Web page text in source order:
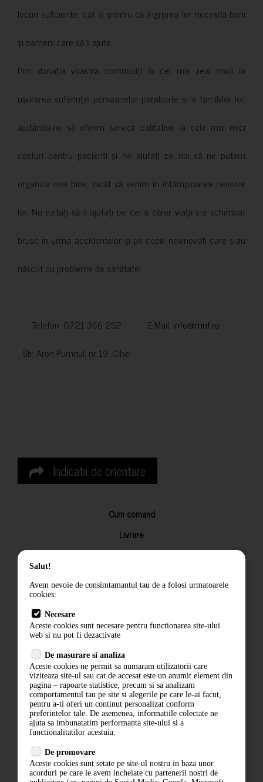
locuri suficiente, cât și pentru că îngrijirea lor necesită bani
și oameni care să îi ajute.
Prin donația voastră contribuiți în cel mai real mod la
ușurarea suferinței persoanelor paralizate și a familiilor lor,
ajutându-ne să oferim servicii calitative la cele mai mici
costuri pentru pacienți și ne ajutați pe noi să ne putem
organiza mai bine, încât să venim în întâmpinarea nevoilor
lor. Nu ezitați să îi ajutați pe cei a căror viață s-a schimbat
brusc în urma accidentelor și pe copiii nevinovati care s-au
născut cu probleme de sănătate!
Telefon: 0721 366 252 E-Mail: info@mnf.ro
Str. Aron Pumnul, nr 19, Cihei
Indicatii de orientare
Cum comand
Livrare
Returnarea produselor
Termeni si conditii
Politica de confidentialitate
ANPC
ABONARE LA NEWSLETTER
Salut!
Avem nevoie de consimtamantul tau de a folosi urmatoarele
cookies:
Necesare
Aceste cookies sunt necesare pentru functionarea site-ului
web si nu pot fi dezactivate
De masurare si analiza
Aceste cookies ne permit sa numaram utilizatorii care
viziteaza site-ul sau cat de accesat este un anumit element din
pagina – rapoarte statistice, precum si sa analizam
comportamentul tau pe site si alegerile pe care le-ai facut,
pentru a-ti oferi un continut personalizat conform
preferintelor tale. De asemenea, informatiile colectate ne
ajuta sa imbunatatim performanta site-ului si a
functionalitatilor acestuia.
De promovare
Aceste cookies sunt setate pe site-ul nostru in baza unor
acorduri pe care le avem incheiate cu partenerii nostri de